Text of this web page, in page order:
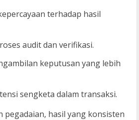
terhadap hasil
audit dan verifikasi.
keputusan yang lebih
sengketa dalam transaksi.
pegadaian, hasil yang konsisten